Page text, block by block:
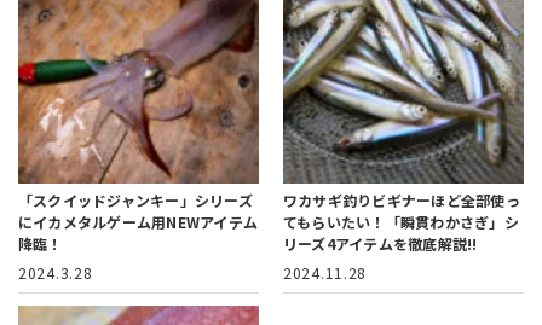
「スクイッドジャンキー」シリーズ
にイカメタルゲーム用NEWアイテム
降臨！
2024.3.28
ワカサギ釣りビギナーほど全部使っ
てもらいたい！
「瞬貫わかさぎ」シ
リーズ4アイテムを徹底解説!!
2024.11.28